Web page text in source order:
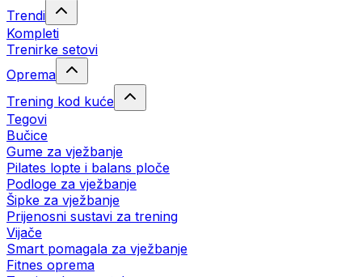
Trendi
Kompleti
Trenirke setovi
Oprema
Trening kod kuće
Tegovi
Bučice
Gume za vježbanje
Pilates lopte i balans ploče
Podloge za vježbanje
Šipke za vježbanje
Prijenosni sustavi za trening
Vijače
Smart pomagala za vježbanje
Fitnes oprema